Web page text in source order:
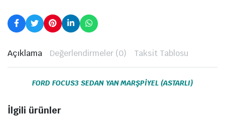
Açıklama Değerlendirmeler (0) Taksit Tablosu
FORD FOCUS3 SEDAN YAN MARŞPİYEL (ASTARLI)
İlgili ürünler